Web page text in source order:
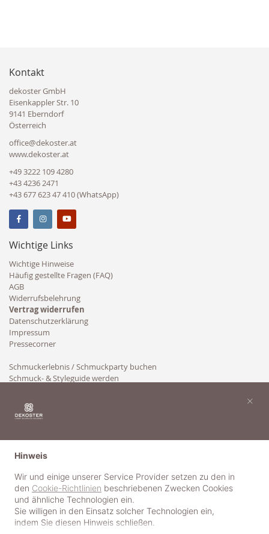
Kontakt
dekoster GmbH
Eisenkappler Str. 10
9141 Eberndorf
Österreich
office@dekoster.at
www.dekoster.at
+49 3222 109 4280
+43 4236 2471
+43 677 623 47 410 (WhatsApp)
Wichtige Links
Wichtige Hinweise
Häufig gestellte Fragen (FAQ)
AGB
Widerrufsbelehrung
Vertrag widerrufen
Datenschutzerklärung
Impressum
Pressecorner
Schmuckerlebnis / Schmuckparty buchen
Schmuck- & Styleguide werden
Hinweis
Wir und einige unserer Service Provider setzen zu den in
den Cookie-Richtlinien beschriebenen Zwecken Cookies
und ähnliche Technologien ein.
Sie willigen in den Einsatz solcher Technologien ein,
indem Sie diesen Hinweis schließen.
×